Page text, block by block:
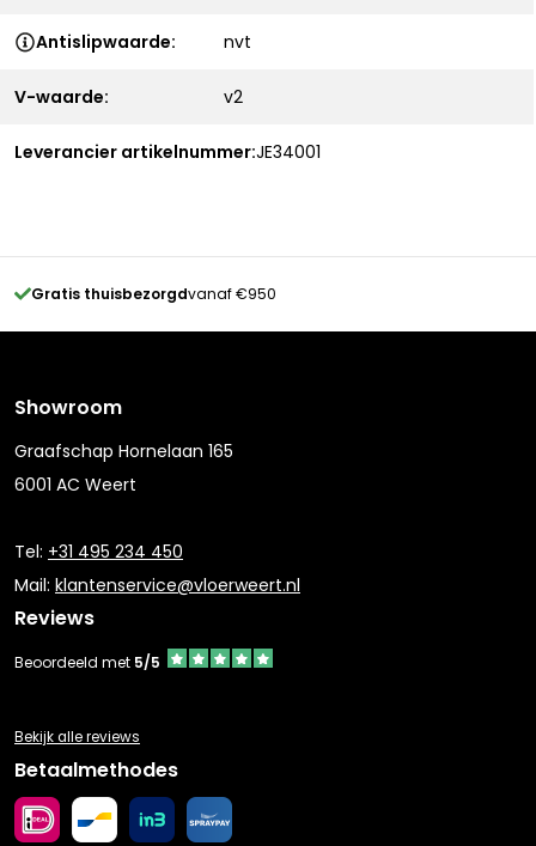
Antislipwaarde: nvt
V-waarde: v2
Leverancier artikelnummer:JE34001
Gratis thuisbezorgdvanaf €950
Showroom
Graafschap Hornelaan 165
6001 AC Weert
Tel: +31 495 234 450
Mail: klantenservice@vloerweert.nl
Reviews
Beoordeeld met 5/5
Bekijk alle reviews
Betaalmethodes